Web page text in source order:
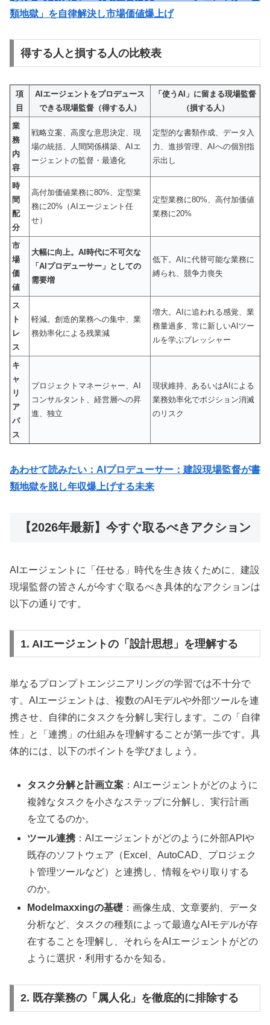
類地獄」を自律解決し市場価値爆上げ
得する人と損する人の比較表
項
目
AIエージェントをプロデュース
できる現場監督（得する人）
「使うAI」に留まる現場監督
（損する人）
業
務
内
容
戦略立案、高度な意思決定、現
場の統括、人間関係構築、AIエ
ージェントの監督・最適化
定型的な書類作成、データ入
力、進捗管理、AIへの個別指
示出し
時
間
配
分
高付加価値業務に80%、定型業
務に20%（AIエージェント任
せ）
定型業務に80%、高付加価値
業務に20%
市
場
価
値
大幅に向上。AI時代に不可欠な
「AIプロデューサー」としての
需要増
低下。AIに代替可能な業務に
縛られ、競争力喪失
ス
ト
レ
ス
軽減。創造的業務への集中、業
務効率化による残業減
増大。AIに追われる感覚、業
務量過多、常に新しいAIツー
ルを学ぶプレッシャー
キ
ャ
リ
ア
パ
ス
プロジェクトマネージャー、AI
コンサルタント、経営層への昇
進、独立
現状維持、あるいはAIによる
業務効率化でポジション消滅
のリスク
あわせて読みたい：AIプロデューサー：建設現場監督が書
類地獄を脱し年収爆上げする未来
【2026年最新】今すぐ取るべきアクション
AIエージェントに「任せる」時代を生き抜くために、建設
現場監督の皆さんが今すぐ取るべき具体的なアクションは
以下の通りです。
1. AIエージェントの「設計思想」を理解する
単なるプロンプトエンジニアリングの学習では不十分で
す。AIエージェントは、複数のAIモデルや外部ツールを連
携させ、自律的にタスクを分解し実行します。この「自律
性」と「連携」の仕組みを理解することが第一歩です。具
体的には、以下のポイントを学びましょう。
タスク分解と計画立案 ：AIエージェントがどのように
複雑なタスクを小さなステップに分解し、実行計画
を立てるのか。
ツール連携 ：AIエージェントがどのように外部APIや
既存のソフトウェア（Excel、AutoCAD、プロジェク
ト管理ツールなど）と連携し、情報をやり取りする
のか。
Modelmaxxingの基礎 ：画像生成、文章要約、データ
分析など、タスクの種類によって最適なAIモデルが存
在することを理解し、それらをAIエージェントがどの
ように選択・利用するかを知る。
2. 既存業務の「属人化」を徹底的に排除する